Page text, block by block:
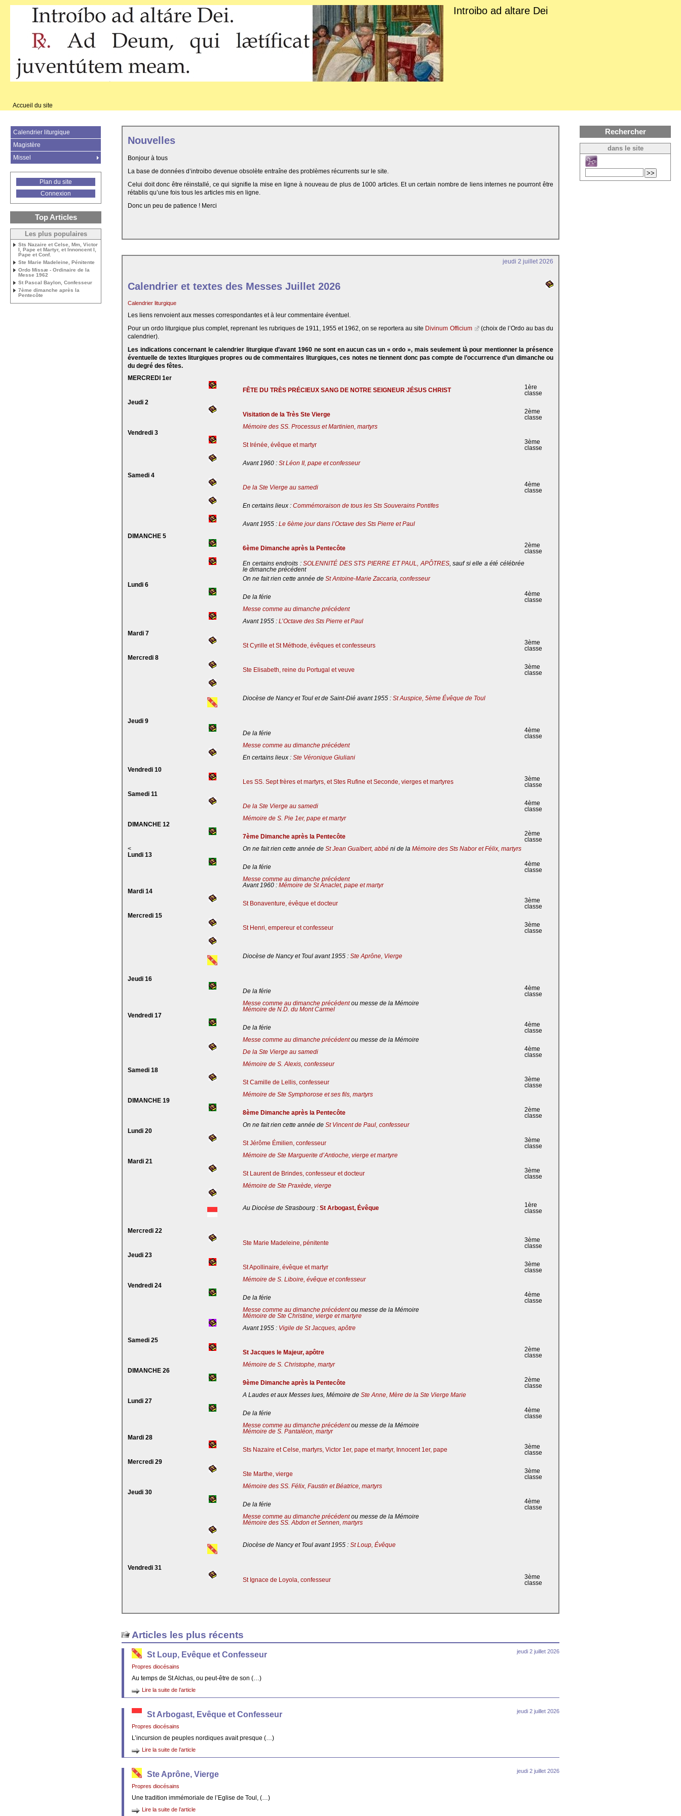
Introibo ad altare Dei
Accueil du site
Nouvelles
Bonjour à tous
La base de données d’introibo devenue obsolète entraîne des problèmes récurrents sur le site.
Celui doit donc être réinstallé, ce qui signifie la mise en ligne à nouveau de plus de 1000 articles. Et un certain nombre de liens internes ne pourront être
rétablis qu’une fois tous les articles mis en ligne.
Donc un peu de patience ! Merci
jeudi 2 juillet 2026
Calendrier et textes des Messes Juillet 2026
Calendrier liturgique
Les liens renvoient aux messes correspondantes et à leur commentaire éventuel.
Pour un ordo liturgique plus complet, reprenant les rubriques de 1911, 1955 et 1962, on se reportera au site Divinum Officium
(choix de l’Ordo au bas du
calendrier).
Les indications concernant le calendrier liturgique d’avant 1960 ne sont en aucun cas un « ordo », mais seulement là pour mentionner la présence
éventuelle de textes liturgiques propres ou de commentaires liturgiques, ces notes ne tiennent donc pas compte de l’occurrence d’un dimanche ou
du degré des fêtes.
MERCREDI 1er
FÊTE DU TRÈS PRÉCIEUX SANG DE NOTRE SEIGNEUR JÉSUS CHRIST
1ère
classe
Jeudi 2
Visitation de la Très Ste Vierge
2ème
classe
Mémoire des SS. Processus et Martinien, martyrs
Vendredi 3
St Irénée, évêque et martyr
3ème
classe
Avant 1960 : St Léon II, pape et confesseur
Samedi 4
De la Ste Vierge au samedi
4ème
classe
En certains lieux : Commémoraison de tous les Sts Souverains Pontifes
Avant 1955 : Le 6ème jour dans l’Octave des Sts Pierre et Paul
DIMANCHE 5
6ème Dimanche après la Pentecôte
2ème
classe
En certains endroits :SOLENNITÉ DES STS PIERRE ET PAUL, APÔTRES, sauf si elle a été célébrée
le dimanche précédent
On ne fait rien cette année de St Antoine-Marie Zaccaria, confesseur
Lundi 6
De la férie
4ème
classe
Messe comme au dimanche précédent
Avant 1955 : L’Octave des Sts Pierre et Paul
Mardi 7
St Cyrille et St Méthode, évêques et confesseurs
3ème
classe
Mercredi 8
Ste Elisabeth, reine du Portugal et veuve
3ème
classe
Diocèse de Nancy et Toul et de Saint-Dié avant 1955 : St Auspice, 5ème Évêque de Toul
Jeudi 9
De la férie
4ème
classe
Messe comme au dimanche précédent
En certains lieux : Ste Véronique Giuliani
Vendredi 10
Les SS. Sept frères et martyrs, et Stes Rufine et Seconde, vierges et martyres
3ème
classe
Samedi 11
De la Ste Vierge au samedi
4ème
classe
Mémoire de S. Pie 1er, pape et martyr
DIMANCHE 12
7ème Dimanche après la Pentecôte
2ème
classe
<
On ne fait rien cette année de St Jean Gualbert, abbé ni de la Mémoire des Sts Nabor et Félix, martyrs
Lundi 13
De la férie
4ème
classe
Messe comme au dimanche précédent
Avant 1960 : Mémoire de St Anaclet, pape et martyr
Mardi 14
St Bonaventure, évêque et docteur
3ème
classe
Mercredi 15
St Henri, empereur et confesseur
3ème
classe
Diocèse de Nancy et Toul avant 1955 : Ste Aprône, Vierge
Jeudi 16
De la férie
4ème
classe
Messe comme au dimanche précédentou messe de la Mémoire
Mémoire de N.D. du Mont Carmel
Vendredi 17
De la férie
4ème
classe
Messe comme au dimanche précédentou messe de la Mémoire
De la Ste Vierge au samedi
4ème
classe
Mémoire de S. Alexis, confesseur
Samedi 18
St Camille de Lellis, confesseur
3ème
classe
Mémoire de Ste Symphorose et ses fils, martyrs
DIMANCHE 19
8ème Dimanche après la Pentecôte
2ème
classe
On ne fait rien cette année de St Vincent de Paul, confesseur
Lundi 20
St Jérôme Émilien, confesseur
3ème
classe
Mémoire de Ste Marguerite d’Antioche, vierge et martyre
Mardi 21
St Laurent de Brindes, confesseur et docteur
3ème
classe
Mémoire de Ste Praxède, vierge
Au Diocèse de Strasbourg : St Arbogast, Évêque
1ère
classe
Mercredi 22
Ste Marie Madeleine, pénitente
3ème
classe
Jeudi 23
St Apollinaire, évêque et martyr
3ème
classe
Mémoire de S. Liboire, évêque et confesseur
Vendredi 24
De la férie
4ème
classe
Messe comme au dimanche précédentou messe de la Mémoire
Mémoire de Ste Christine, vierge et martyre
Avant 1955 : Vigile de St Jacques, apôtre
Samedi 25
St Jacques le Majeur, apôtre
2ème
classe
Mémoire de S. Christophe, martyr
DIMANCHE 26
9ème Dimanche après la Pentecôte
2ème
classe
A Laudes et aux Messes lues, Mémoire de Ste Anne, Mère de la Ste Vierge Marie
Lundi 27
De la férie
4ème
classe
Messe comme au dimanche précédentou messe de la Mémoire
Mémoire de S. Pantaléon, martyr
Mardi 28
Sts Nazaire et Celse, martyrs, Victor 1er, pape et martyr, Innocent 1er, pape
3ème
classe
Mercredi 29
Ste Marthe, vierge
3ème
classe
Mémoire des SS. Félix, Faustin et Béatrice, martyrs
Jeudi 30
De la férie
4ème
classe
Messe comme au dimanche précédentou messe de la Mémoire
Mémoire des SS. Abdon et Sennen, martyrs
Diocèse de Nancy et Toul avant 1955 : St Loup, Évêque
Vendredi 31
St Ignace de Loyola, confesseur
3ème
classe
Articles les plus récents
jeudi 2 juillet 2026
St Loup, Evêque et Confesseur
Propres diocésains
Au temps de St Alchas, ou peut-être de son (…)
Lire la suite de l’article
jeudi 2 juillet 2026
St Arbogast, Evêque et Confesseur
Propres diocésains
L’incursion de peuples nordiques avait presque (…)
Lire la suite de l’article
jeudi 2 juillet 2026
Ste Aprône, Vierge
Propres diocésains
Une tradition immémoriale de l’Eglise de Toul, (…)
Lire la suite de l’article
Calendrier liturgique
Magistère
Missel
Plan du site
Connexion
Top Articles
Les plus populaires
Sts Nazaire et Celse, Mm, Victor
I, Pape et Martyr, et Innoncent I,
Pape et Conf.
Ste Marie Madeleine, Pénitente
Ordo Missæ - Ordinaire de la
Messe 1962
St Pascal Baylon, Confesseur
7ème dimanche après la
Pentecôte
Rechercher
dans le site